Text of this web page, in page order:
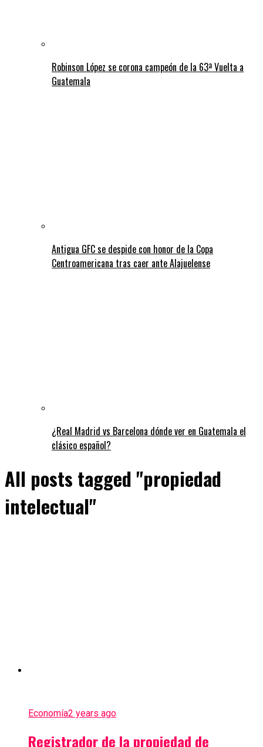
Robinson López se corona campeón de la 63ª Vuelta a
Guatemala
Antigua GFC se despide con honor de la Copa
Centroamericana tras caer ante Alajuelense
¿Real Madrid vs Barcelona dónde ver en Guatemala el
clásico español?
All posts tagged "propiedad
intelectual"
Economía2 years ago
Registrador de la propiedad de